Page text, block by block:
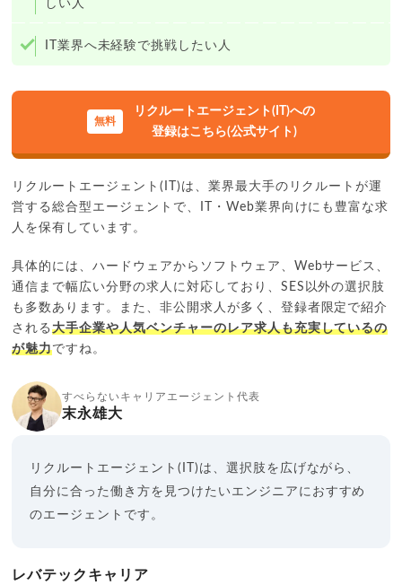
しい人
IT業界へ未経験で挑戦したい人
リクルートエージェント(IT)への
登録はこちら(公式サイト)
リクルートエージェント(IT)は、業界最大手のリクルートが運
営する総合型エージェントで、IT・Web業界向けにも豊富な求
人を保有しています。
具体的には、ハードウェアからソフトウェア、Webサービス、
通信まで幅広い分野の求人に対応しており、SES以外の選択肢
も多数あります。また、非公開求人が多く、登録者限定で紹介
される大手企業や人気ベンチャーのレア求人も充実しているの
が魅力ですね。
すべらないキャリアエージェント代表
末永雄大
リクルートエージェント(IT)は、選択肢を広げながら、
自分に合った働き方を見つけたいエンジニアにおすすめ
のエージェントです。
レバテックキャリア